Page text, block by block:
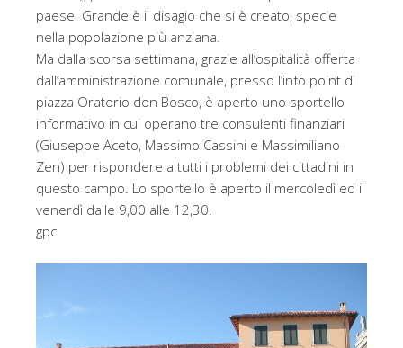
paese. Grande è il disagio che si è creato, specie
nella popolazione più anziana.
Ma dalla scorsa settimana, grazie all’ospitalità offerta
dall’amministrazione comunale, presso l’info point di
piazza Oratorio don Bosco, è aperto uno sportello
informativo in cui operano tre consulenti finanziari
(Giuseppe Aceto, Massimo Cassini e Massimiliano
Zen) per rispondere a tutti i problemi dei cittadini in
questo campo. Lo sportello è aperto il mercoledì ed il
venerdì dalle 9,00 alle 12,30.
gpc